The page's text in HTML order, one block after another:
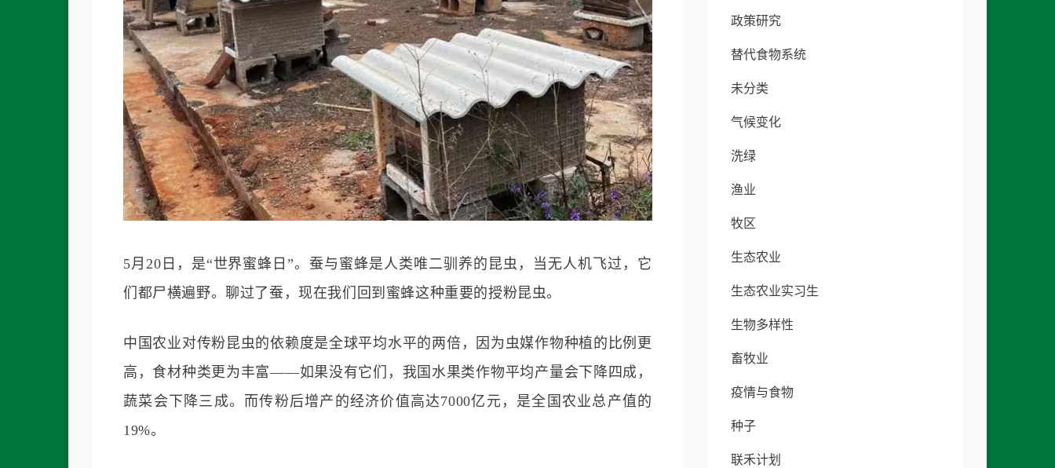
5月20日，是“世界蜜蜂日”。蚕与蜜蜂是人类唯二驯养的昆虫，当无人机飞过，它
们都尸横遍野。聊过了蚕，现在我们回到蜜蜂这种重要的授粉昆虫。
中国农业对传粉昆虫的依赖度是全球平均水平的两倍，因为虫媒作物种植的比例更
高，食材种类更为丰富——如果没有它们，我国水果类作物平均产量会下降四成，
蔬菜会下降三成。而传粉后增产的经济价值高达7000亿元，是全国农业总产值的
19%。
政策研究
替代食物系统
未分类
气候变化
洗绿
渔业
牧区
生态农业
生态农业实习生
生物多样性
畜牧业
疫情与食物
种子
联禾计划